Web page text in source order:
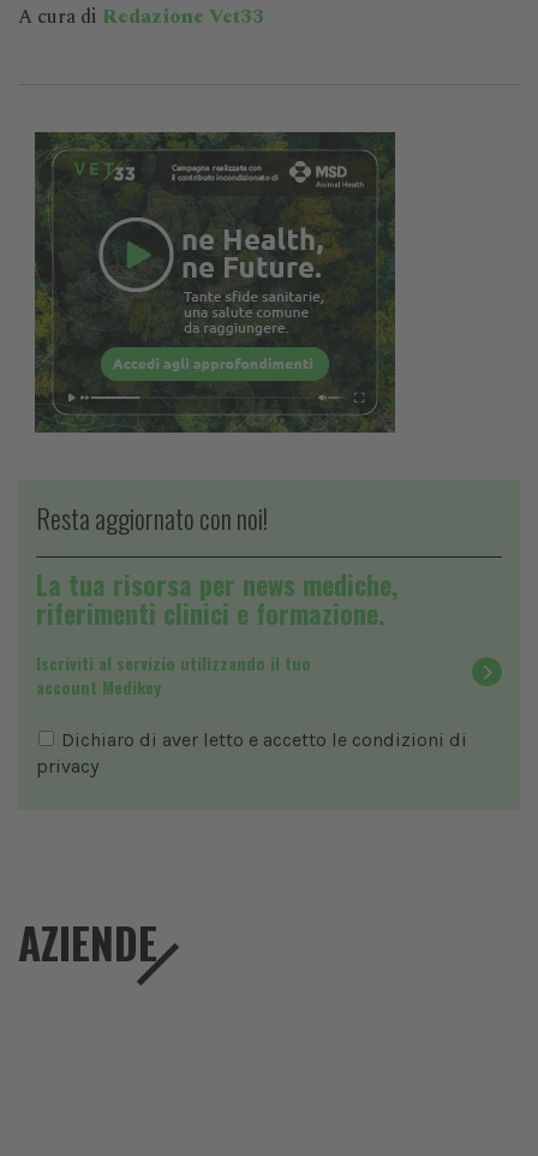
A cura di Redazione Vet33
Resta aggiornato con noi!
La tua risorsa per news mediche,
riferimenti clinici e formazione.
Iscriviti al servizio utilizzando il tuo
account Medikey
Dichiaro di aver letto e accetto le condizioni di
privacy
AZIENDE